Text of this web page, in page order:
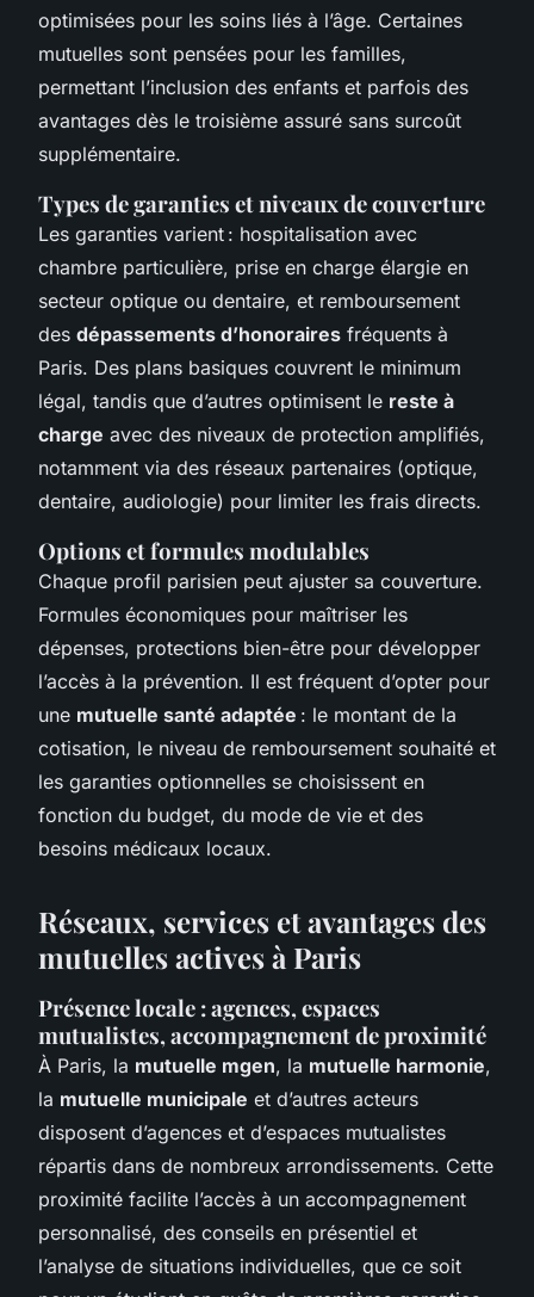
optimisées pour les soins liés à l’âge. Certaines
mutuelles sont pensées pour les familles,
permettant l’inclusion des enfants et parfois des
avantages dès le troisième assuré sans surcoût
supplémentaire.
Types de garanties et niveaux de couverture
Les garanties varient : hospitalisation avec
chambre particulière, prise en charge élargie en
secteur optique ou dentaire, et remboursement
des dépassements d’honoraires fréquents à
Paris. Des plans basiques couvrent le minimum
légal, tandis que d’autres optimisent le reste à
charge avec des niveaux de protection amplifiés,
notamment via des réseaux partenaires (optique,
dentaire, audiologie) pour limiter les frais directs.
Options et formules modulables
Chaque profil parisien peut ajuster sa couverture.
Formules économiques pour maîtriser les
dépenses, protections bien-être pour développer
l’accès à la prévention. Il est fréquent d’opter pour
une mutuelle santé adaptée : le montant de la
cotisation, le niveau de remboursement souhaité et
les garanties optionnelles se choisissent en
fonction du budget, du mode de vie et des
besoins médicaux locaux.
Réseaux, services et avantages des
mutuelles actives à Paris
Présence locale : agences, espaces
mutualistes, accompagnement de proximité
À Paris, la mutuelle mgen, la mutuelle harmonie,
la mutuelle municipale et d’autres acteurs
disposent d’agences et d’espaces mutualistes
répartis dans de nombreux arrondissements. Cette
proximité facilite l’accès à un accompagnement
personnalisé, des conseils en présentiel et
l’analyse de situations individuelles, que ce soit